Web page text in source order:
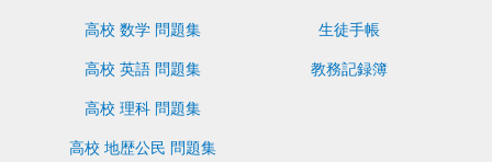
高校 数学 問題集
高校 英語 問題集
高校 理科 問題集
高校 地歴公民 問題集
生徒手帳
教務記録簿